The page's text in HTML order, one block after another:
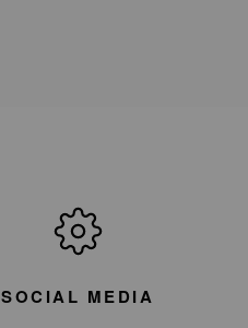
SOCIAL MEDIA